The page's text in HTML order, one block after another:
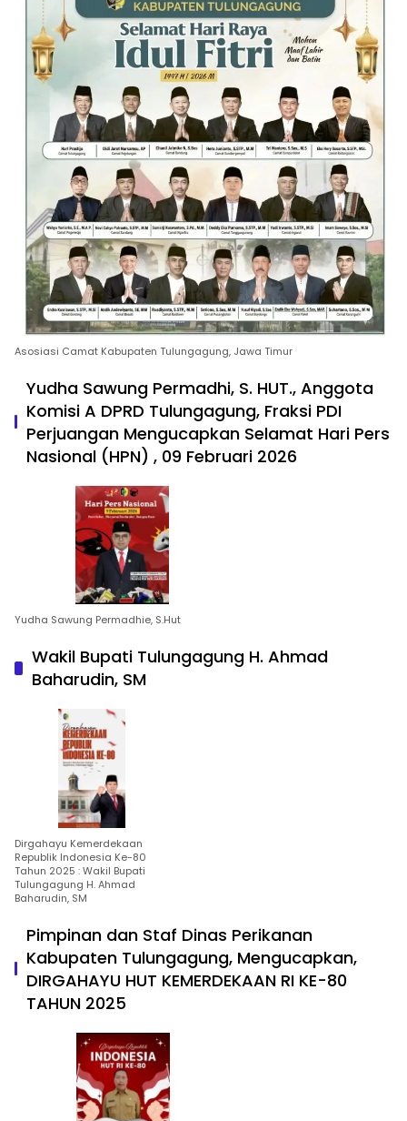
Asosiasi Camat Kabupaten Tulungagung, Jawa Timur
Yudha Sawung Permadhi, S. HUT., Anggota
Komisi A DPRD Tulungagung, Fraksi PDI
Perjuangan Mengucapkan Selamat Hari Pers
Nasional (HPN) , 09 Februari 2026
Yudha Sawung Permadhie, S.Hut
Wakil Bupati Tulungagung H. Ahmad
Baharudin, SM
Dirgahayu Kemerdekaan
Republik Indonesia Ke-80
Tahun 2025 : Wakil Bupati
Tulungagung H. Ahmad
Baharudin, SM
Pimpinan dan Staf Dinas Perikanan
Kabupaten Tulungagung, Mengucapkan,
DIRGAHAYU HUT KEMERDEKAAN RI KE-80
TAHUN 2025